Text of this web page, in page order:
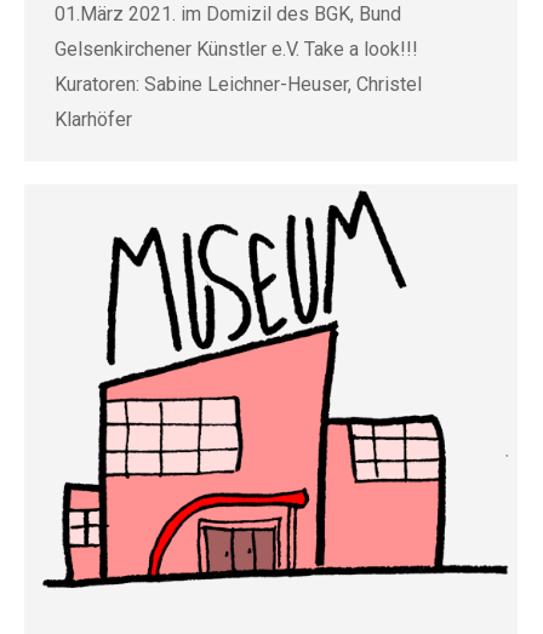
01.März 2021. im Domizil des BGK, Bund
Gelsenkirchener Künstler e.V. Take a look!!!
Kuratoren: Sabine Leichner-Heuser, Christel
Klarhöfer